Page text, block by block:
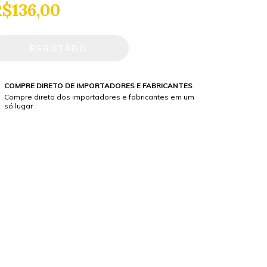
COMPRE DIRETO DE IMPORTADORES E FABRICANTES
Compre direto dos importadores e fabricantes em um
só lugar